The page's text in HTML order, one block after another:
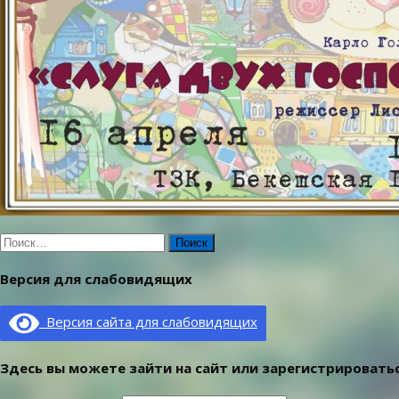
Найти:
Версия для слабовидящих
Версия сайта для слабовидящих
Здесь вы можете зайти на сайт или